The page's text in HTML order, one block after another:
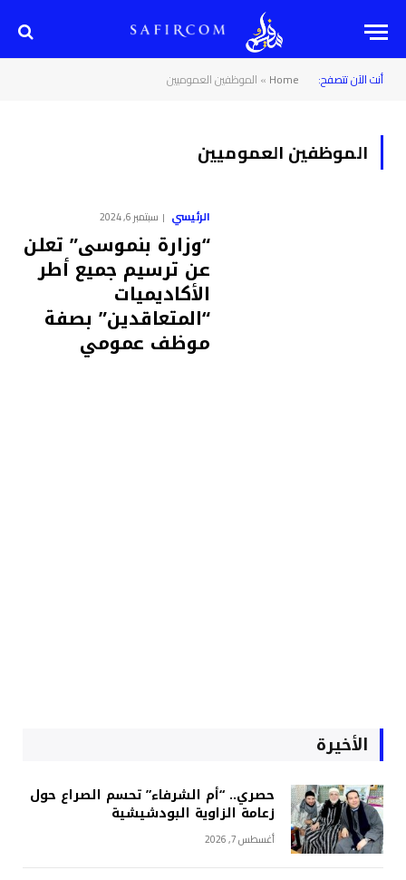
أنت الآن تتصفح: Home
» الموظفين العموميين
الموظفين العموميين
الرئيسي سبتمبر 6, 2024
“وزارة بنموسى” تعلن
عن ترسيم جميع أطر
الأكاديميات
“المتعاقدين” بصفة
موظف عمومي
الأخيرة
حصري.. “أم الشرفاء” تحسم الصراع حول
زعامة الزاوية البودشيشية
أغسطس 7, 2026